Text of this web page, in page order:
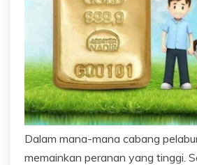
Dalam mana-mana cabang
memainkan peranan yang tinggi.